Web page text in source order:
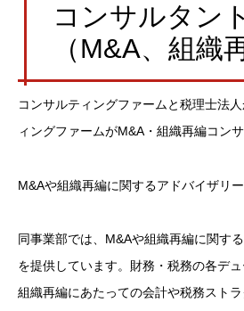
コンサルタント
（M&A、組織
コンサルティングファームと税理士法
ィングファームがM&A・組織再編コン
M&Aや組織再編に関するアドバイザリ
同事業部では、M&Aや組織再編に関す
を提供しています。財務・税務の各デ
組織再編にあたっての会計や税務スト